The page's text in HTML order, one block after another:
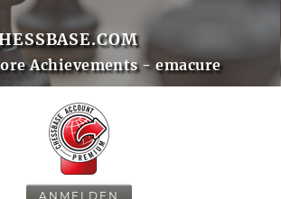
Achievements - emacure
ANMELDEN